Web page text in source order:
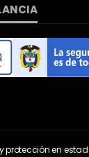
protección en